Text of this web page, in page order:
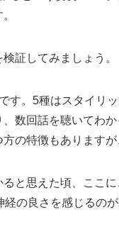
証してみましょう。
す。5種はスタイリ
数回話を聴いてわ
の特徴もあります
と思えた頃、ここ
の良さを感じるの